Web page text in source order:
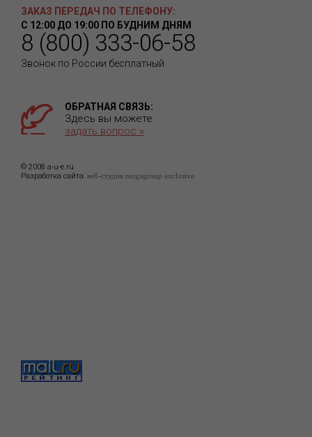
ЗАКАЗ ПЕРЕДАЧ ПО ТЕЛЕФОНУ:
С 12:00 ДО 19:00 ПО БУДНИМ ДНЯМ
8 (800) 333-06-58
Звонок по России бесплатный
ОБРАТНАЯ СВЯЗЬ:
Здесь вы можете
задать вопрос »
© 2008 a-u-e.ru
Разработка сайта: веб-студия megagroup exclusive